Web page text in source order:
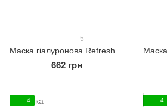
5
662 грн
4 4